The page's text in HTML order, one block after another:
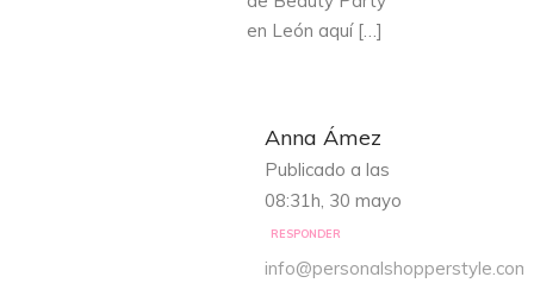
en León aquí […]
Anna Ámez
Publicado a las
08:31h, 30 mayo
RESPONDER
info@personalshopperstyle.com